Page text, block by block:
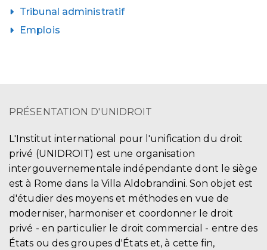
Tribunal administratif
Emplois
PRÉSENTATION D'UNIDROIT
L'Institut international pour l'unification du droit
privé (UNIDROIT) est une organisation
intergouvernementale indépendante dont le siège
est à Rome dans la Villa Aldobrandini. Son objet est
d'étudier des moyens et méthodes en vue de
moderniser, harmoniser et coordonner le droit
privé - en particulier le droit commercial - entre des
États ou des groupes d'États et, à cette fin,